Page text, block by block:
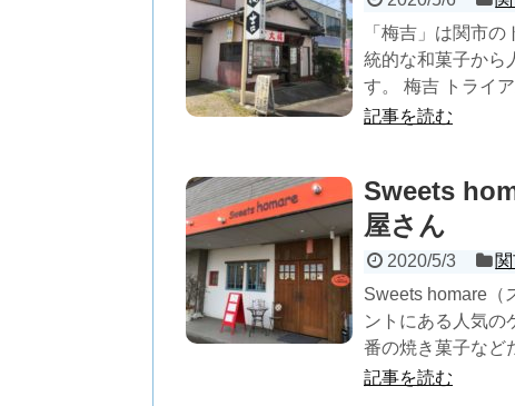
「梅吉」は関市
統的な和菓子から
す。 梅吉 トライ
記事を読む
Sweets
屋さん
2020/5/3
Sweets homare（
ントにある人気の
番の焼き菓子など
記事を読む